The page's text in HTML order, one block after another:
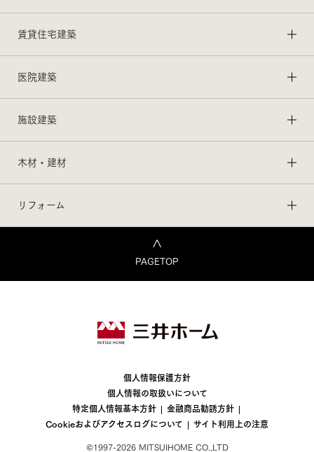
賃貸住宅建築
医院建築
施設建築
木材・建材
リフォーム
PAGETOP
個人情報保護方針
個人情報の取扱いについて
特定個人情報基本方針
金融商品勧誘方針
Cookieおよびアクセスログについて
サイト利用上の注意
©1997-2026 MITSUIHOME CO.,LTD